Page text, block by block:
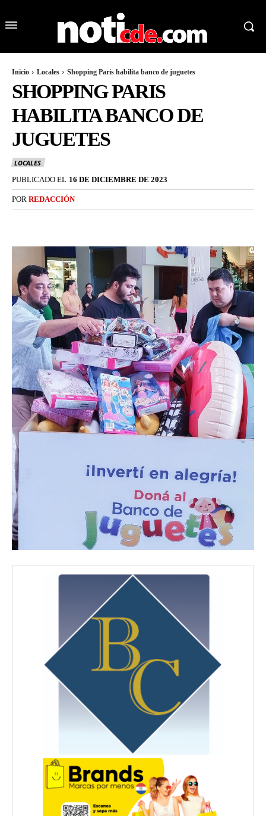
Inicio Locales Shopping Paris habilita banco de juguetes
SHOPPING PARIS
HABILITA BANCO DE
JUGUETES
LOCALES
PUBLICADO EL 16 DE DICIEMBRE DE 2023
POR REDACCIÓN